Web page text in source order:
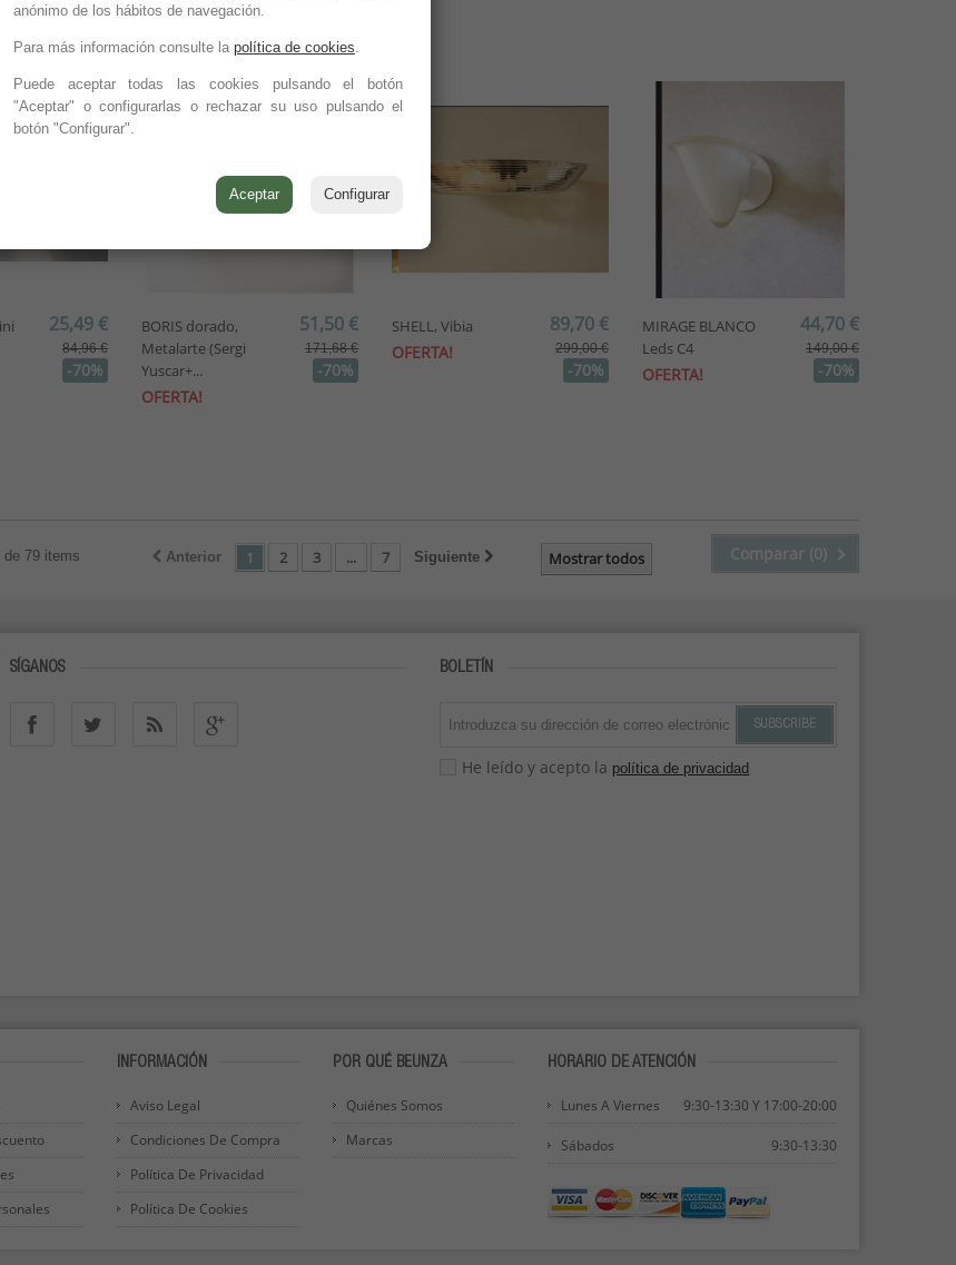
25,49 €
84,96 €
-70%
BORIS dorado,
Metalarte (Sergi
Yuscar+...
OFERTA!
51,50 €
171,68 €
-70%
SHELL, Vibia
OFERTA!
89,70 €
299,00 €
-70%
MIRAGE BLANCO
Leds C4
OFERTA!
44,70 €
149,00 €
-70%
Comparar (0)
Mostrar todos
Anterior 1 2 3 ... 7 Siguiente
de 79 items
SÍGANOS BOLETÍN
SUBSCRIBE
He leído y acepto la política de privacidad
INFORMACIÓN
Aviso Legal
Condiciones De Compra
Política De Privacidad
Política De Cookies
POR QUÉ BEUNZA
Quiénes Somos
Marcas
HORARIO DE ATENCIÓN
Lunes A Viernes 9:30-13:30 Y 17:00-20:00
Sábados 9:30-13:30
anónimo de los hábitos de navegación.
Para más información consulte la política de cookies
Puede aceptar todas las cookies pulsando el botón
"Aceptar" o configurarlas o rechazar su uso pulsando el
botón "Configurar".
Aceptar Configurar